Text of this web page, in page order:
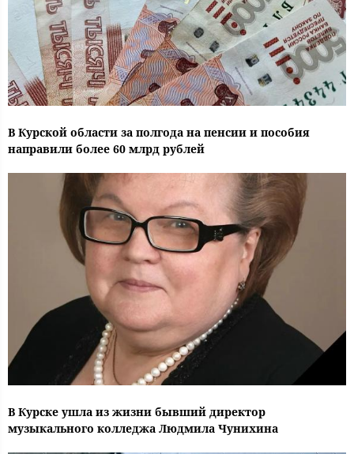
В Курской области за полгода на пенсии и пособия
направили более 60 млрд рублей
В Курске ушла из жизни бывший директор
музыкального колледжа Людмила Чунихина